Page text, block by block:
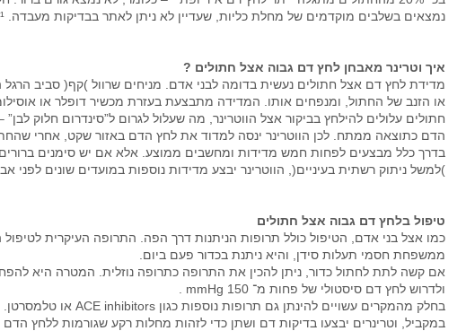
נמצאים בשלבים מוקדמים של מחלת כליות, שעדיין לא ניתן לאתר בבדיקות מעבדה. ¹
איך וטרינר מאבחן לחץ דם גבוה אצל חתולים ?
מדידת לחץ דם אצל חתולים נעשית בדומה לבני אדם. מניחים שרוול )קף( סביב
או הזנב של החתול, ומנפחים אותו. המדידה מתבצעת בעזרת מכשיר דופלר או
חתולים עלולים להילחץ בביקור אצל הווטרינר, מה שעלול לגרום ל”סינדרום חלוק לבן”
הדם כתוצאה ממתח. לכן הווטרינר ינסה למדוד את לחץ הדם באזור שקט, אחרי
בדרך כלל מבצעים לפחות חמש מדידות ומחשבים ממוצע. אלא אם יש סימנים
)למשל ניתוק רשתית בעיניים(, הווטרינר יבצע מדידות נוספות במועדים שונים לפני
טיפול בלחץ דם גבוה אצל חתולים
כמו אצל בני אדם, הטיפול כולל תרופות הניתנות דרך הפה. התרופה העיקרית לטיפול
ממשפחת חסמי תעלות סידן, והיא ניתנת בכדור פעם ביום.
אם קשה לתת לחתול כדור, ניתן להכין את התרופה כתרופה נוזלית. המטרה היא
ולדרוש לחץ דם סיסטולי של פחות מ־ 150 mmHg .
בחלק מהמקרים עשויים להינתן גם תרופות נוספות כגון ACE inhibitors או טלמסרטן.
במקביל, וטרינרים יבצעו בדיקות דם ושתן כדי לזהות מחלות רקע שגורמות ללחץ